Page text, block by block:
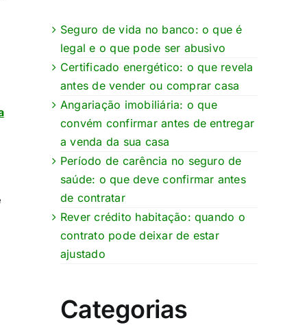
Seguro de vida no banco: o que é
legal e o que pode ser abusivo
Certificado energético: o que revela
antes de vender ou comprar casa
Angariação imobiliária: o que
convém confirmar antes de entregar
a venda da sua casa
Período de carência no seguro de
saúde: o que deve confirmar antes
de contratar
Rever crédito habitação: quando o
contrato pode deixar de estar
ajustado
Categorias